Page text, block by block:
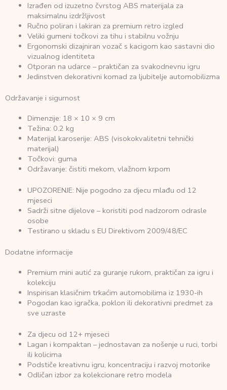
Izrađen od izuzetno čvrstog ABS materijala za
maksimalnu izdržljivost
Ručno poliran i lakiran za premium retro izgled
Veliki gumeni točkovi za tihu i stabilnu vožnju
Ergonomski dizajniran vozač s kacigom kao sastavni dio
vizualnog identiteta
Otporan na udarce – praktičan za svakodnevnu igru
Jedinstven dekorativni komad za ljubitelje automobilizma
Održavanje i sigurnost
Dimenzije: 18 × 10 × 9 cm
Težina: 0.2 kg
Materijal karoserije: ABS (visokokvalitetni tehnički
materijal)
Točkovi: guma
Održavanje: čistiti mekom, vlažnom krpom
UPOZORENJE: Nije pogodno za djecu mlađu od 12
mjeseci
Sadrži sitne dijelove – koristiti pod nadzorom odrasle
osobe
Testirano u skladu s EU Direktivom 2009/48/EC
Dodatne informacije
Premium mini autić za guranje rukom, praktičan za igru i
kolekciju
Inspirisan klasičnim trkaćim automobilima iz 1930-ih
Pogodan kao igračka, poklon ili dekorativni predmet za
sve uzraste
Za djecu od 12+ mjeseci
Lagan i kompaktan – jednostavan za nošenje u ruci, torbi
ili kolicima
Podstiče kreativnu igru, koncentraciju i razvoj motorike
Odličan izbor za kolekcionare retro modela